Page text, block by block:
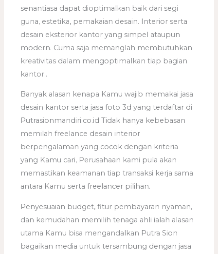
senantiasa dapat dioptimalkan baik dari segi
guna, estetika, pemakaian desain. Interior serta
desain eksterior kantor yang simpel ataupun
modern. Cuma saja memanglah membutuhkan
kreativitas dalam mengoptimalkan tiap bagian
kantor..
Banyak alasan kenapa Kamu wajib memakai jasa
desain kantor serta jasa foto 3d yang terdaftar di
Putrasionmandiri.co.id Tidak hanya kebebasan
memilah freelance desain interior
berpengalaman yang cocok dengan kriteria
yang Kamu cari, Perusahaan kami pula akan
memastikan keamanan tiap transaksi kerja sama
antara Kamu serta freelancer pilihan.
Penyesuaian budget, fitur pembayaran nyaman,
dan kemudahan memilih tenaga ahli ialah alasan
utama Kamu bisa mengandalkan Putra Sion
bagaikan media untuk tersambung dengan jasa